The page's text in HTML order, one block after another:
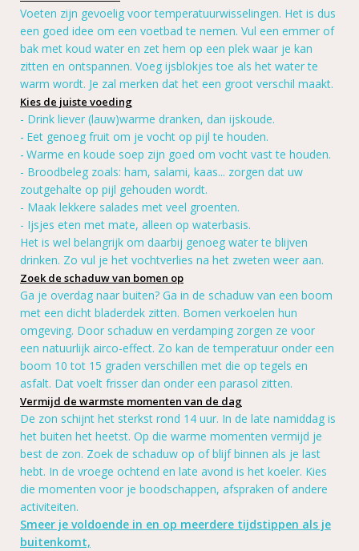
Voeten zijn gevoelig voor temperatuurwisselingen. Het is dus
een goed idee om een voetbad te nemen. Vul een emmer of
bak met koud water en zet hem op een plek waar je kan
zitten en ontspannen. Voeg ijsblokjes toe als het water te
warm wordt. Je zal merken dat het een groot verschil maakt.
Kies de juiste voeding
- Drink liever (lauw)warme dranken, dan ijskoude.
- Eet genoeg fruit om je vocht op pijl te houden.
- Warme en koude soep zijn goed om vocht vast te houden.
- Broodbeleg zoals: ham, salami, kaas... zorgen dat uw
zoutgehalte op pijl gehouden wordt.
- Maak lekkere salades met veel groenten.
- Ijsjes eten met mate, alleen op waterbasis.
Het is wel belangrijk om daarbij genoeg water te blijven
drinken. Zo vul je het vochtverlies na het zweten weer aan.
Zoek de schaduw van bomen op
Ga je overdag naar buiten? Ga in de schaduw van een boom
met een dicht bladerdek zitten. Bomen verkoelen hun
omgeving. Door schaduw en verdamping zorgen ze voor
een natuurlijk airco-effect. Zo kan de temperatuur onder een
boom 10 tot 15 graden verschillen met die op tegels en
asfalt. Dat voelt frisser dan onder een parasol zitten.
Vermijd de warmste momenten van de dag
De zon schijnt het sterkst rond 14 uur. In de late namiddag is
het buiten het heetst. Op die warme momenten vermijd je
best de zon. Zoek de schaduw op of blijf binnen als je last
hebt. In de vroege ochtend en late avond is het koeler. Kies
die momenten voor je boodschappen, afspraken of andere
activiteiten.
Smeer je voldoende in en op meerdere tijdstippen als je
buitenkomt,